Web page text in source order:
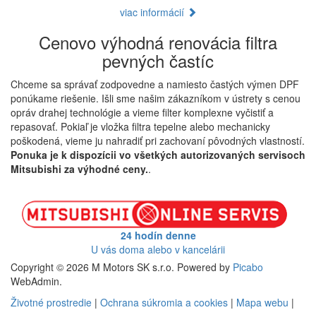
viac informácií
Cenovo výhodná renovácia filtra
pevných častíc
Chceme sa správať zodpovedne a namiesto častých výmen DPF
ponúkame riešenie. Išli sme našim zákazníkom v ústrety s cenou
opráv drahej technológie a vieme filter komplexne vyčistiť a
repasovať. Pokiaľ je vložka filtra tepelne alebo mechanicky
poškodená, vieme ju nahradiť pri zachovaní pôvodných vlastností.
Ponuka je k dispozícii vo všetkých autorizovaných servisoch
Mitsubishi za výhodné ceny..
24 hodín denne
U vás doma alebo v kancelárii
Copyright © 2026 M Motors SK s.r.o. Powered by Picabo
WebAdmin.
Životné prostredie | Ochrana súkromia a cookies | Mapa webu |